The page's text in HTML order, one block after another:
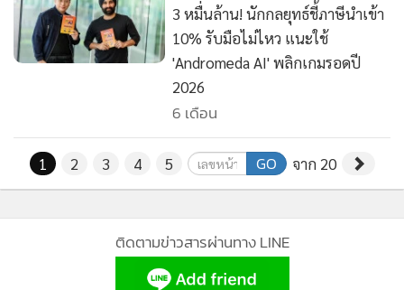
3 หมื่นล้าน! นักกลยุทธ์ชี้ภาษีนำเข้า
10% รับมือไม่ไหว แนะใช้
'Andromeda AI' พลิกเกมรอดปี
2026
6 เดือน
1 2 3 4 5 GO จาก 20
ติดตามข่าวสารผ่านทาง LINE